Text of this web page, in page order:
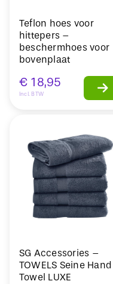
Teflon hoes voor
hittepers –
beschermhoes voor
bovenplaat
€ 18,95
Incl. BTW
SG Accessories –
TOWELS Seine Hand
Towel LUXE